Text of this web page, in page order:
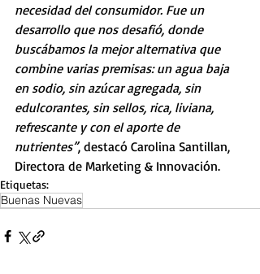
necesidad del consumidor. Fue un
desarrollo que nos desafió, donde
buscábamos la mejor alternativa que
combine varias premisas: un agua baja
en sodio, sin azúcar agregada, sin
edulcorantes, sin sellos, rica, liviana,
refrescante y con el aporte de
nutrientes”, destacó Carolina Santillan,
Directora de Marketing & Innovación.
Etiquetas:
Buenas Nuevas